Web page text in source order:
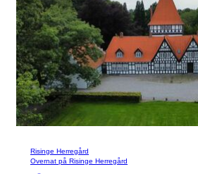
Risinge Herregård
Overnat på Risinge Herregård